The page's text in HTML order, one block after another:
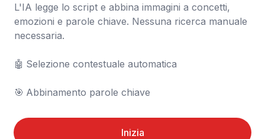
L'IA legge lo script e abbina immagini a concetti,
emozioni e parole chiave. Nessuna ricerca manuale
necessaria.
🤖	Selezione contestuale automatica
🎯	Abbinamento parole chiave
Inizia